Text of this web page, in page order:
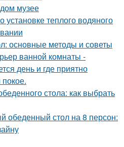
музее
установке теплого водяного
основные методы и советы
ванной комнаты -
день и где приятно
стола: как выбрать
обеденный стол на 8 персон: